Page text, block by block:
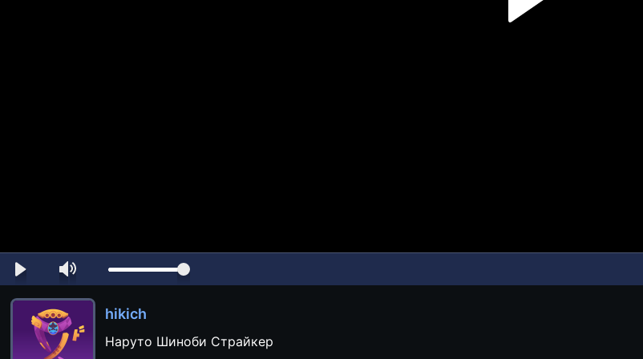
hikich
Наруто Шиноби Страйкер